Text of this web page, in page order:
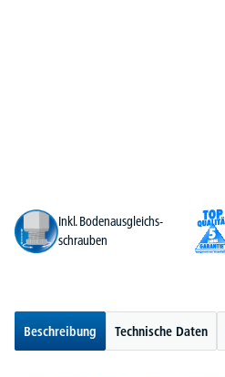
Inkl. Bodenausgleichs-
schrauben
Beschreibung Technische Daten